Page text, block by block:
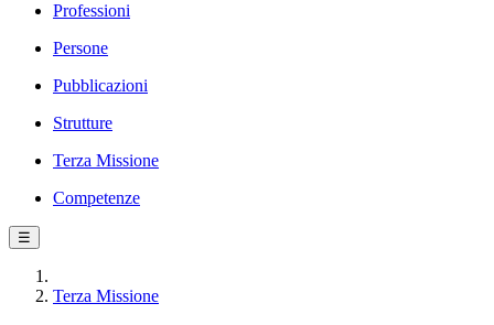
Professioni
Persone
Pubblicazioni
Strutture
Terza Missione
Competenze
☰
Terza Missione